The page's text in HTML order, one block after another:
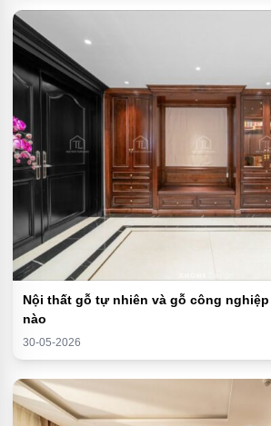
Nội thất gỗ tự nhiên và gỗ công
nào
30-05-2026